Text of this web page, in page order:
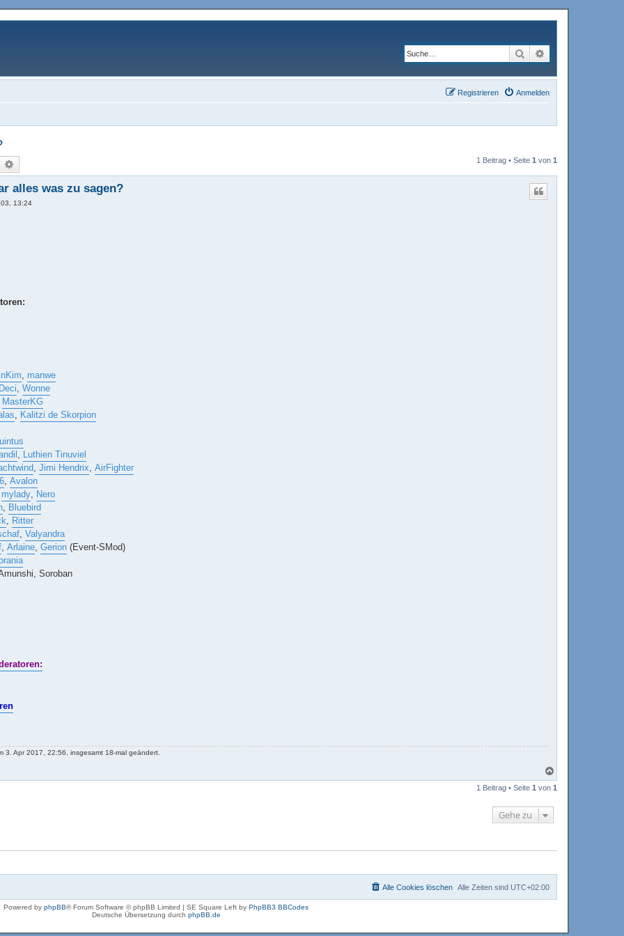
Suche
Anmelden
Registrieren
Suche 1 Beitrag • Seite 1 von 1
alles was zu sagen?
13:24
, manwe
,Wonne
MasterKG
, Kalitzi de Skorpion
, Luthien Tinuviel
,Jimi Hendrix,AirFighter
,Avalon
mylady, Nero
, Bluebird
, Ritter
,Valyandra
,Arlaine,Gerion (Event-SMod)
Soroban
3. Apr 2017, 22:56, insgesamt 18-mal geändert.
a
c
1 Beitrag • Seite 1 von 1
Gehe zu
Alle Zeiten sind UTC+02:00
Alle Cookies löschen
Powered by phpBB® Forum Software © phpBB Limited | SE Square Left by PhpBB3 BBCodes
Deutsche Übersetzung durch phpBB.de